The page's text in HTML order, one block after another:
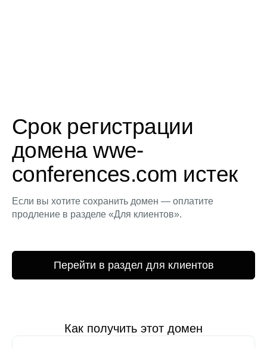
Срок регистрации
домена wwe-
conferences.com истек
Если вы хотите сохранить домен — оплатите
продление в разделе «Для клиентов».
Перейти в раздел для клиентов
Как получить этот домен